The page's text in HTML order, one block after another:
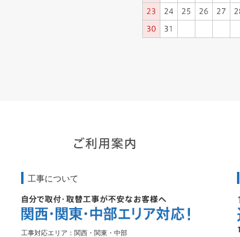
工事について
工事対応エリア：関西・関東・中部